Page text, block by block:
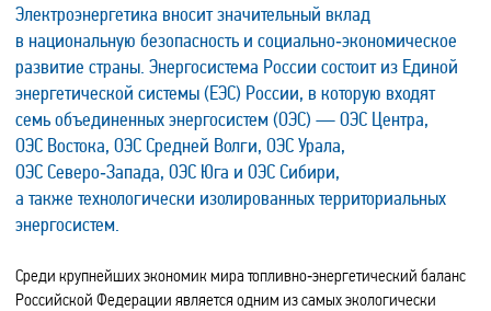
Электроэнергетика вносит значительный вклад
в национальную безопасность и социально‑экономическое
развитие страны. Энергосистема России состоит из Единой
энергетической системы (ЕЭС) России, в которую входят
семь объединенных энергосистем (ОЭС) — ОЭС Центра,
ОЭС Востока, ОЭС Средней Волги, ОЭС Урала,
ОЭС Северо‑Запада, ОЭС Юга и ОЭС Сибири,
а также технологически изолированных территориальных
энергосистем.
Среди крупнейших экономик мира топливно‑энергетический баланс
Российской Федерации является одним из самых экологически